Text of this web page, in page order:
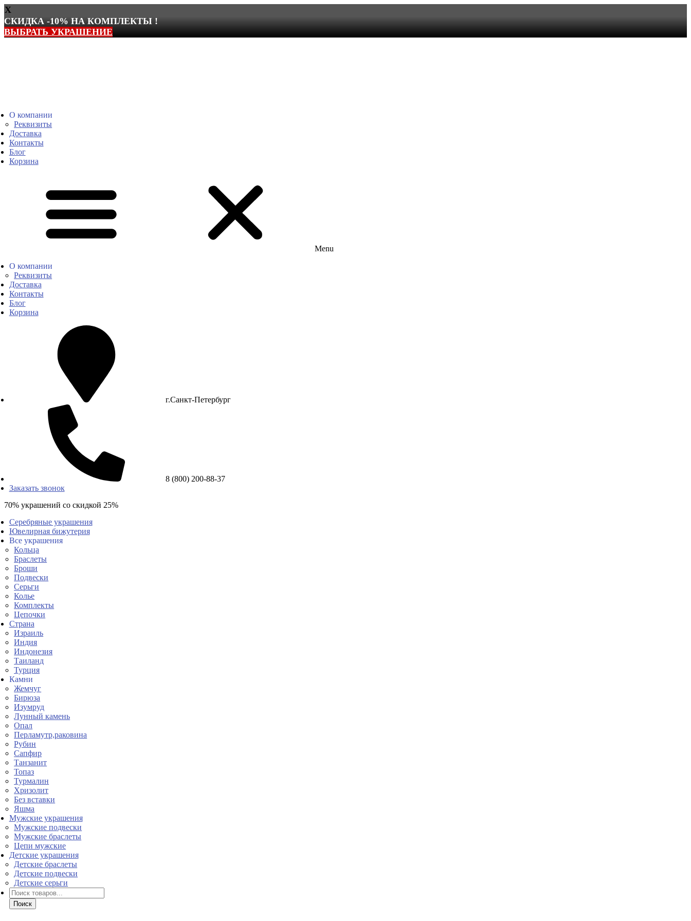
X
СКИДКА -10% НА КОМПЛЕКТЫ !
ВЫБРАТЬ УКРАШЕНИЕ
О компании
Реквизиты
Доставка
Контакты
Блог
Корзина
Menu
О компании
Реквизиты
Доставка
Контакты
Блог
Корзина
г.Санкт-Петербург
8 (800) 200-88-37
Заказать звонок
70% украшений со скидкой 25%
Серебряные украшения
Ювелирная бижутерия
Все украшения
Кольца
Браслеты
Броши
Подвески
Серьги
Колье
Комплекты
Цепочки
Страна
Израиль
Индия
Индонезия
Таиланд
Турция
Камни
Жемчуг
Бирюза
Изумруд
Лунный камень
Опал
Перламутр,раковина
Рубин
Сапфир
Танзанит
Топаз
Турмалин
Хризолит
Без вставки
Яшма
Мужские украшения
Мужские подвески
Мужские браслеты
Цепи мужские
Детские украшения
Детские браслеты
Детские подвески
Детские серьги
Поиск
товаров
Поиск